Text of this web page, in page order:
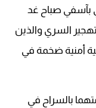
بآسفي صباح غد
التهجير السري والذين
31 دجنبر 2018 في عملية أمنية ضخمة في
مصادر عليمة، انه جرى تمتيع 26 متهما بالسراح في